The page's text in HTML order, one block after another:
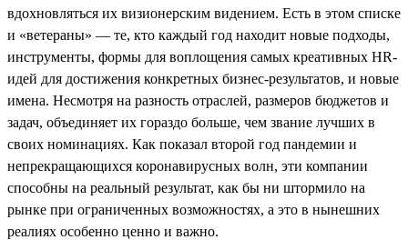
вдохновляться их визионерским видением. Есть в этом списке
и «ветераны» — те, кто каждый год находит новые подходы,
инструменты, формы для воплощения самых креативных HR-
идей для достижения конкретных бизнес-результатов, и новые
имена. Несмотря на разность отраслей, размеров бюджетов и
задач, объединяет их гораздо больше, чем звание лучших в
своих номинациях. Как показал второй год пандемии и
непрекращающихся коронавирусных волн, эти компании
способны на реальный результат, как бы ни штормило на
рынке при ограниченных возможностях, а это в нынешних
реалиях особенно ценно и важно.